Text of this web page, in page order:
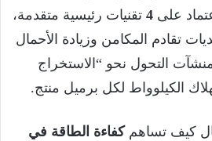
على 4 تقنيات رئيسية متقدمة،
تقادم المكامن وزيادة الأحمال
التحول نحو “الاستخراج
الكيلوواط لكل برميل منتج.
كيف تساهمكفاءة الطاقة في